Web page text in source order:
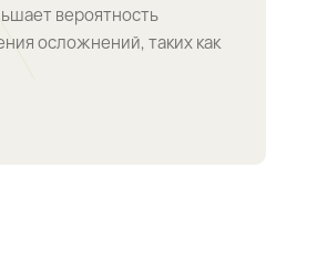
вероятность
осложнений, таких как